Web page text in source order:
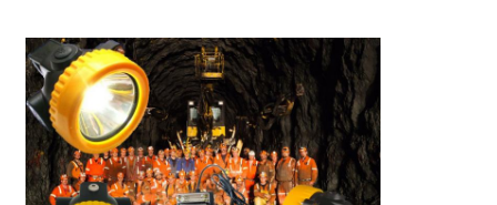
luce di avvertimento principale
Alimentazione elettrica portatile di immagazzinamento